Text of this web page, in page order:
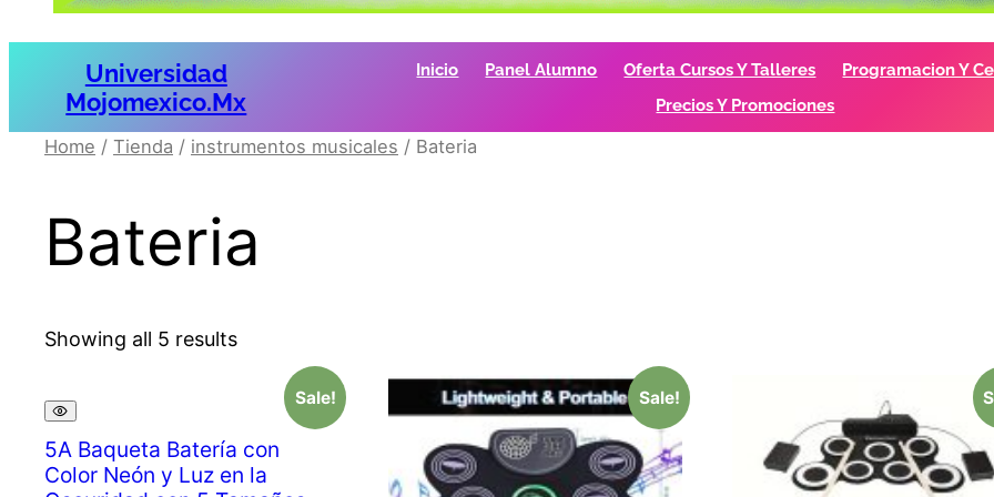
Universidad
Mojomexico.mx
Inicio Panel Alumno Oferta Cursos Y Talleres
Programacion Y
Precios Y Promociones
Home / Tienda / instrumentos musicales / Bateria
Bateria
Showing all 5 results
Sale!
5A Baqueta Batería con
Color Neón y Luz en la
Sale!